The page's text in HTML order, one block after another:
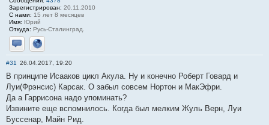
Зарегистрирован: 20.11.2010
С нами: 15 лет 8 месяцев
Имя: Юрий
Откуда: Русь-Сталинград.
Отправить личное сообщение
Сайт
#31 26.04.2017, 19:20
В принципе Исааков цикл Акула. Ну и конечно Роберт Говард и
Луи(Фрэнсис) Карсак. О забыл совсем Нортон и МакЭфри.
Да а Гаррисона надо упоминать?
Извините еще вспомнилось. Когда был мелким Жуль Верн, Луи
Буссенар, Майн Рид.